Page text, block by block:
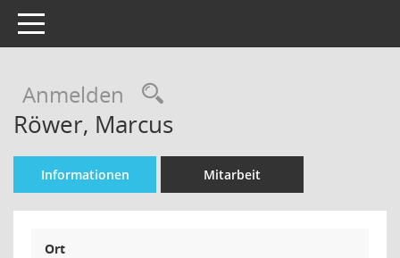
Toggle navigation
Anmelden Rechercheauswahl
Röwer, Marcus
Informationen Mitarbeit
Ort